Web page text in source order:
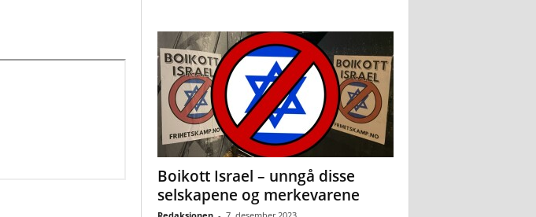
Boikott Israel – unngå disse
selskapene og merkevarene